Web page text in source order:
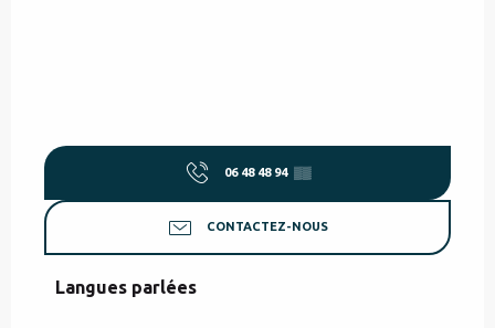
06 48 48 94 ▒▒
CONTACTEZ-NOUS
Langues parlées
Langues parlées